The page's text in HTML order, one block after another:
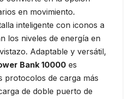
en movimiento.
inteligente con iconos a
los niveles de energía en
Adaptable y versátil,
Bank 10000 es
protocolos de carga más
de doble puerto de